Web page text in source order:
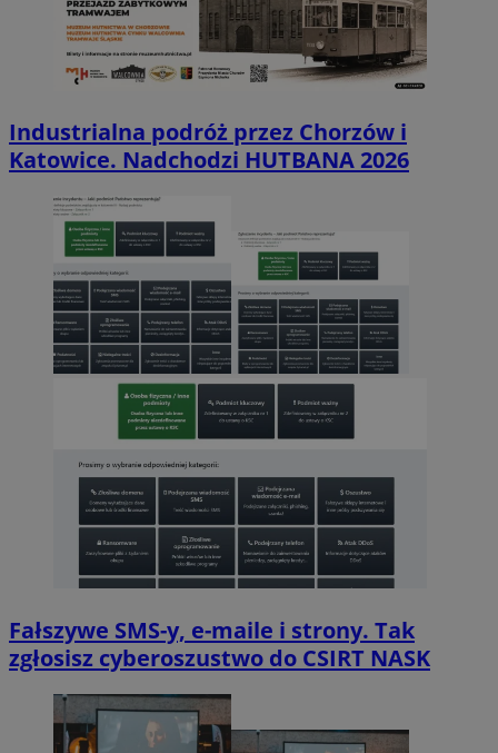
Industrialna podróż przez Chorzów i
Katowice. Nadchodzi HUTBANA 2026
Fałszywe SMS-y, e-maile i strony. Tak
zgłosisz cyberoszustwo do CSIRT NASK